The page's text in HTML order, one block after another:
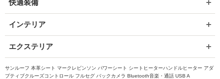
快適装備
インテリア
エクステリア
サンルーフ 本革シート マークレビンソン パワーシート シートヒーターハンドルヒーター アダ
プティブクルーズコントロール フルセグ バックカメラ Bluetooth音楽・通話 USB A